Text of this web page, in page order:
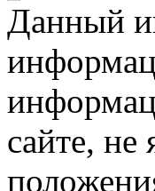
Данный
сайте,